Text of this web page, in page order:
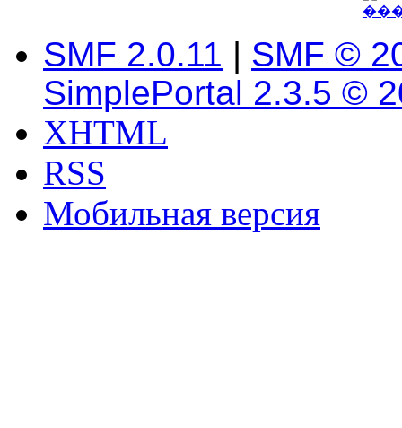
SMF 2.0.11 | SMF ©
SimplePortal 2.3.5 ©
XHTML
RSS
Мобильная версия